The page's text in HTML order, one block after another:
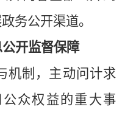
务公开渠道。
公开监督保障
机制，主动问计求
众权益的重大事